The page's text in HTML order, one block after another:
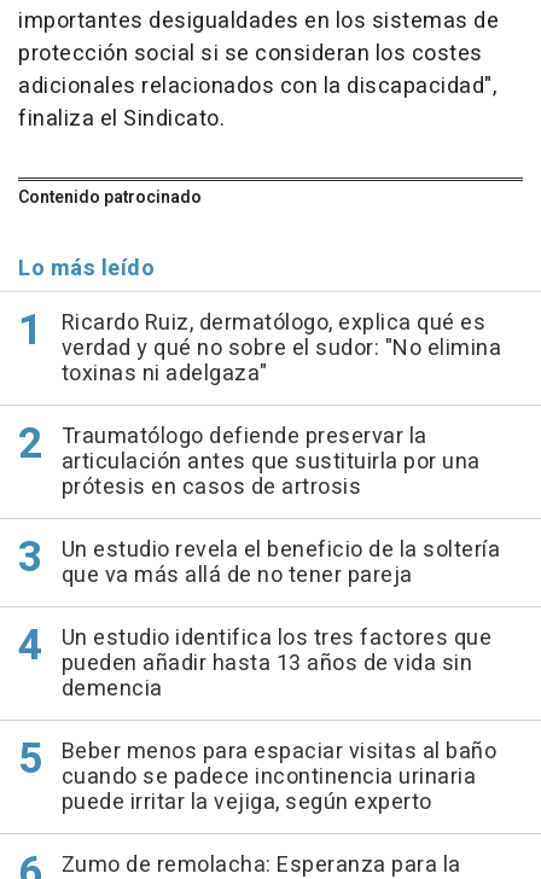
importantes desigualdades en los sistemas de
protección social si se consideran los costes
adicionales relacionados con la discapacidad",
finaliza el Sindicato.
Contenido patrocinado
Lo más leído
Ricardo Ruiz, dermatólogo, explica qué es
verdad y qué no sobre el sudor: "No elimina
toxinas ni adelgaza"
Traumatólogo defiende preservar la
articulación antes que sustituirla por una
prótesis en casos de artrosis
Un estudio revela el beneficio de la soltería
que va más allá de no tener pareja
Un estudio identifica los tres factores que
pueden añadir hasta 13 años de vida sin
demencia
Beber menos para espaciar visitas al baño
cuando se padece incontinencia urinaria
puede irritar la vejiga, según experto
Zumo de remolacha: Esperanza para la